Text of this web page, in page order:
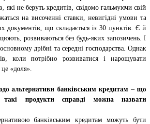
які не беруть кредитів, свідомо гальмуючи свій
на височенні ставки, невигідні умови та
документів, що складається із 30 пунктів. Є й
розвиваються без будь-яких запозичень. І
дрібні та середні господарства. Однак
коли потрібно розвиватися і нарощувати
«доля».
альтернативи банківським кредитам – що
продукти справді можна назвати
банківським кредитам можуть бути